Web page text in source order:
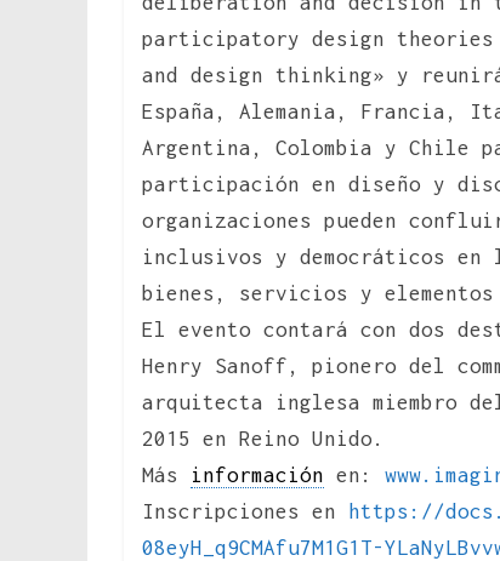
participatory design theories
and design thinking» y
España, Alemania, Francia,
Argentina, Colombia y Chile
participación en diseño y
organizaciones pueden
inclusivos y democráticos en
bienes, servicios y elementos
El evento contará con dos
Henry Sanoff, pionero del
arquitecta inglesa miembro
2015 en Reino Unido.
Más información en: www.
Inscripciones en https://
08eyH_q9CMAfu7M1G1T-